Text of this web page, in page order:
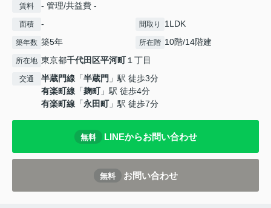
賃料 - 管理/共益費 -
面積 - 間取り 1LDK
築年数 築5年 所在階 10階/14階建
所在地 東京都千代田区平河町１丁目
交通 半蔵門線 「半蔵門 」駅 徒歩3分
有楽町線 「麹町」駅 徒歩4分
有楽町線 「永田町」駅 徒歩7分
無料 LINEからお問い合わせ
無料 お問い合わせ